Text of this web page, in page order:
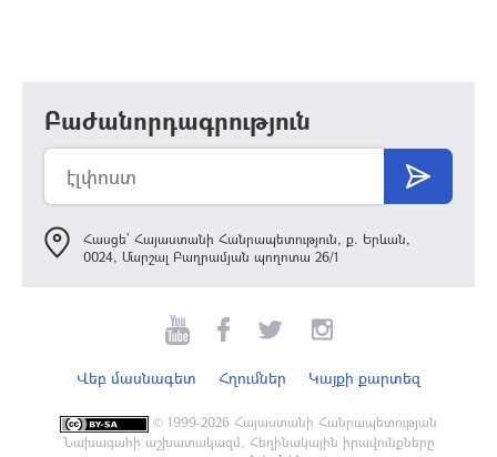
Բաժանորդագրություն
Հասցե՝ Հայաստանի Հանրապետություն, ք. Երևան,
0024, Մարշալ Բաղրամյան պողոտա 26/1
Վեբ մասնագետ Հղումներ Կայքի քարտեզ
© 1999-2026 Հայաստանի Հանրապետության
Նախագահի աշխատակազմ, Հեղինակային իրավունքները